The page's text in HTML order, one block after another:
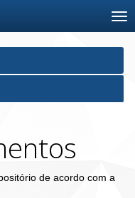
de acordo com a